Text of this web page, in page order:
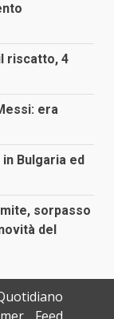
riscatto, 4
era
Bulgaria ed
sorpasso
del